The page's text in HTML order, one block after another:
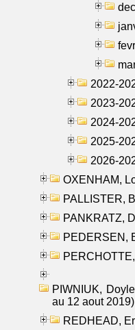
2022-
2023-
2024-
2025-
2026-
OXENHAM,
PALLISTER,
PANKRATZ,
PEDERSEN,
PIWNIUK,
au 12 aout 2019)
REDHEAD,